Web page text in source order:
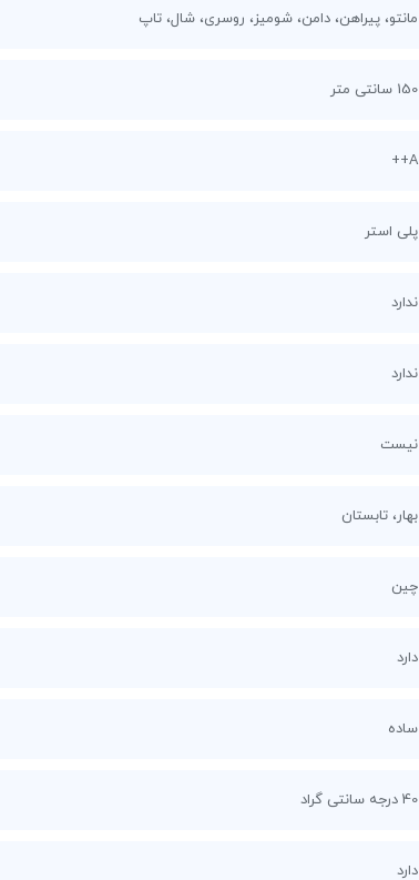
مانتو، پیراهن، دامن، شومیز، روسری، شال، تاپ
150 سانتی متر
A++
پلی استر
ندارد
ندارد
نیست
بهار، تابستان
چین
دارد
ساده
40 درجه سانتی گراد
دارد